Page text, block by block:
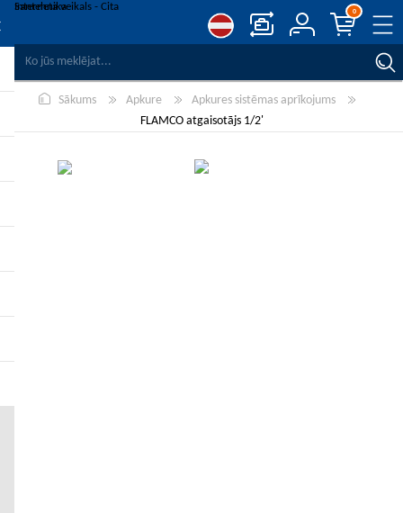
VĒLMJU SARAKSTS
REĢISTRĒT
PIESLĒGTIES
0
Sākums Apkure
Apkures sistēmas aprīkojums
FLAMCO atgaisotājs 1/2'